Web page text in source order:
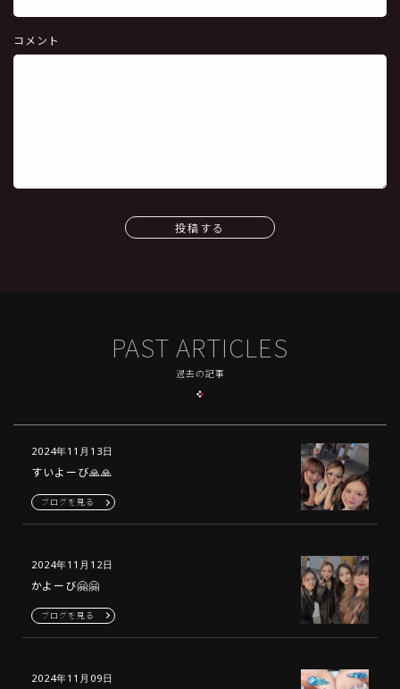
コメント
投稿する
PAST ARTICLES
過去の記事
2024年11月13日
すいよーび🙏🙏
ブログを見る
2024年11月12日
かよーび🤗🤗
ブログを見る
2024年11月09日